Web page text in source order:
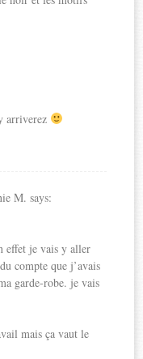
arriverez
M. says:
effet je vais y aller
compte que j’avais
garde-robe. je vais
mais ça vaut le